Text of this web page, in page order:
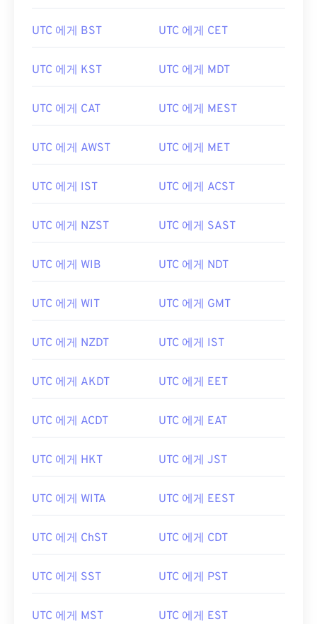
UTC 에게 BST UTC 에게 CET
UTC 에게 KST UTC 에게 MDT
UTC 에게 CAT UTC 에게 MEST
UTC 에게 AWST UTC 에게 MET
UTC 에게 IST UTC 에게 ACST
UTC 에게 NZST UTC 에게 SAST
UTC 에게 WIB UTC 에게 NDT
UTC 에게 WIT UTC 에게 GMT
UTC 에게 NZDT UTC 에게 IST
UTC 에게 AKDT UTC 에게 EET
UTC 에게 ACDT UTC 에게 EAT
UTC 에게 HKT UTC 에게 JST
UTC 에게 WITA UTC 에게 EEST
UTC 에게 ChST UTC 에게 CDT
UTC 에게 SST UTC 에게 PST
UTC 에게 MST UTC 에게 EST